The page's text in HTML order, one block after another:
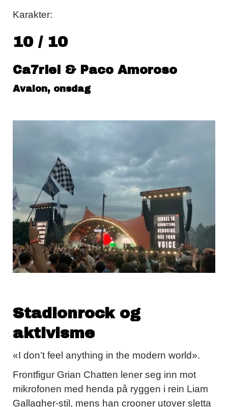
Karakter:
10 / 10
Ca7riel & Paco Amoroso
Avalon, onsdag
Stadionrock og
aktivisme
«I don’t feel anything in the modern world».
Frontfigur Grian Chatten lener seg inn mot
mikrofonen med henda på ryggen i rein Liam
Gallagher-stil, mens han crooner utover sletta